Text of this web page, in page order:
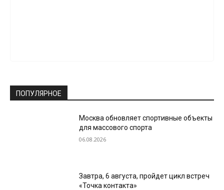
ПОПУЛЯРНОЕ
Москва обновляет спортивные объекты
для массового спорта
06.08.2026
Завтра, 6 августа, пройдет цикл встреч
«Точка контакта»